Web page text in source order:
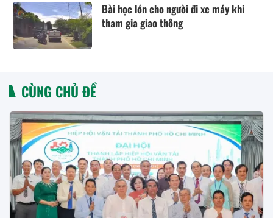
Bài học lớn cho người đi xe máy khi
tham gia giao thông
CÙNG CHỦ ĐỀ